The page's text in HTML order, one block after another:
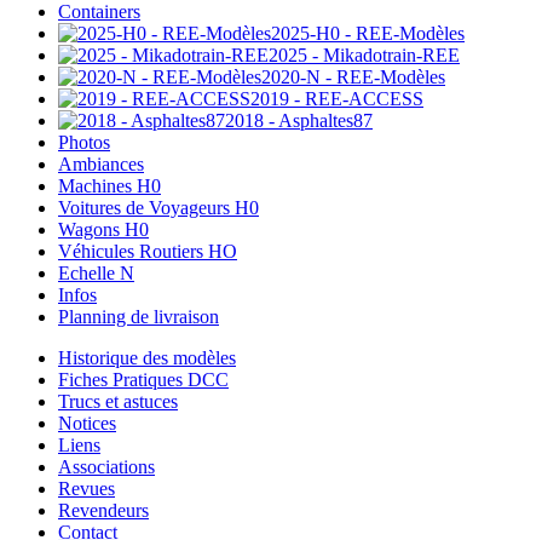
Containers
2025-H0 - REE-Modèles
2025 - Mikadotrain-REE
2020-N - REE-Modèles
2019 - REE-ACCESS
2018 - Asphaltes87
Photos
Ambiances
Machines H0
Voitures de Voyageurs H0
Wagons H0
Véhicules Routiers HO
Echelle N
Infos
Planning de livraison
Historique des modèles
Fiches Pratiques DCC
Trucs et astuces
Notices
Liens
Associations
Revues
Revendeurs
Contact